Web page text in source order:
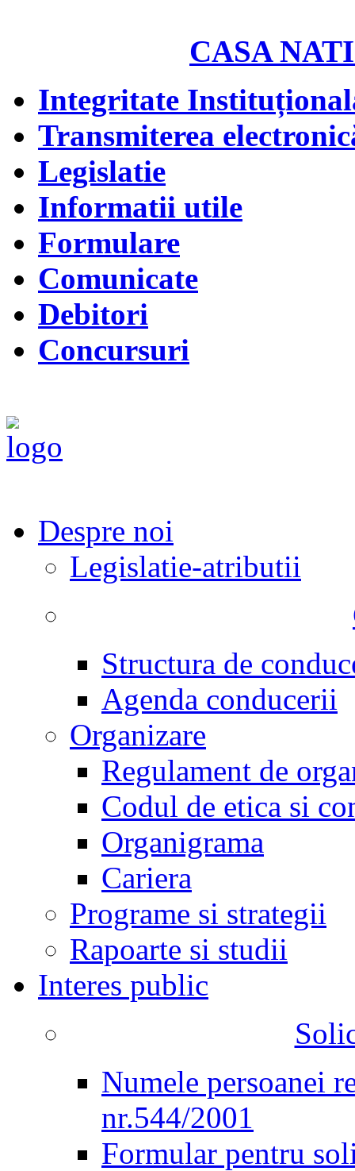
CASA
Integritate
Transmiterea
Legislatie
Informatii utile
Formulare
Comunicate
Debitori
Concursuri
Despre noi
Legislatie-atributii
Structura de
Agenda conducerii
Organizare
Regulament de
Codul de etica si
Organigrama
Cariera
Programe si strategii
Rapoarte si studii
Interes public
Numele persoanei
nr.544/2001
Formular pentru